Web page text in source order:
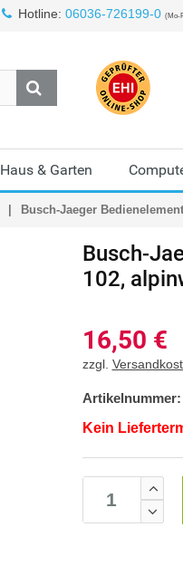
Hotline: 06036-726199-0 (Mo-
Haus & Garten
Busch-Jaeger
Busch-
102,
16,50 €
zzgl.
Artikelnummer:
Kein